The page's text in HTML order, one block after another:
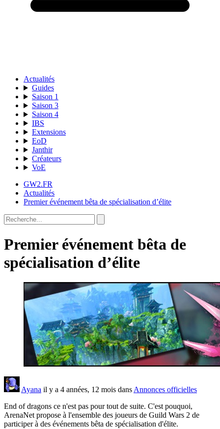
Actualités
Guides
Saison 1
Saison 3
Saison 4
IBS
Extensions
EoD
Janthir
Créateurs
VoE
GW2.FR
Actualités
Premier événement bêta de spécialisation d’élite
Premier événement bêta de
spécialisation d’élite
Ayana il y a 4 années, 12 mois dans Annonces officielles
End of dragons ce n'est pas pour tout de suite. C'est pouquoi,
ArenaNet propose à l'ensemble des joueurs de Guild Wars 2 de
participer à des événements bêta de spécialisation d'élite.